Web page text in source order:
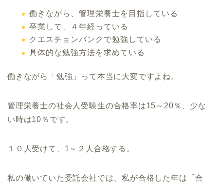
働きながら、管理栄養士を目指している
卒業して、４年経っている
クエスチョンバンクで勉強している
具体的な勉強方法を求めている
働きながら「勉強」って本当に大変ですよね。
管理栄養士の社会人受験生の合格率は15～20％、少な
い時は10％です。
１０人受けて、1～２人合格する。
私の働いていた委託会社では、私が合格した年は「合